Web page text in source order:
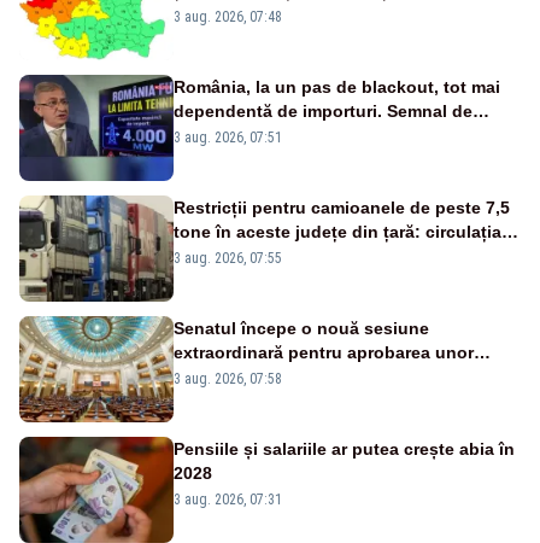
3 aug. 2026, 07:48
România, la un pas de blackout, tot mai
dependentă de importuri. Semnal de
alarmă tras de un expert în energie
3 aug. 2026, 07:51
Restricții pentru camioanele de peste 7,5
tone în aceste județe din țară: circulația
este interzisă luni, între orele 12:00 și
3 aug. 2026, 07:55
Senatul începe o nouă sesiune
extraordinară pentru aprobarea unor
jaloane din PNRR
3 aug. 2026, 07:58
Pensiile și salariile ar putea crește abia în
2028
3 aug. 2026, 07:31